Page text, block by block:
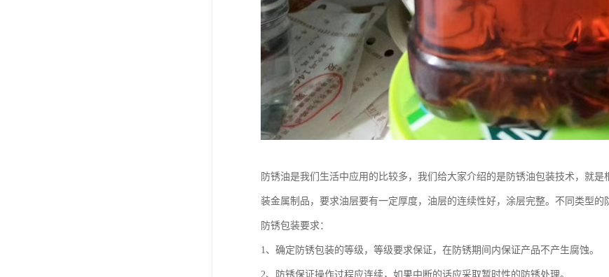
防锈油是我们生活中应用的比较多，我们给大家介绍的是防锈油包装技术，就
装金属制品，要求油层要有一定厚度，油层的连续性好，涂层完整。不同类型
防锈包装要求：
1、确定防锈包装的等级，等级要求保证，在防锈期间内保证产品不产生腐蚀。
2、防锈保证操作过程应连续，如果中断的话应采取暂时性的防锈处理。